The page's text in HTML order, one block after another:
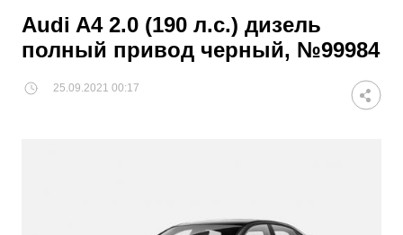
Audi A4 2.0 (190 л.с.) дизель
полный привод черный, №99984
25.09.2021 00:17